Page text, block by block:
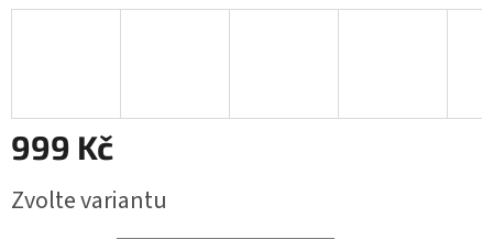
999 Kč
cena:
Zvolte variantu